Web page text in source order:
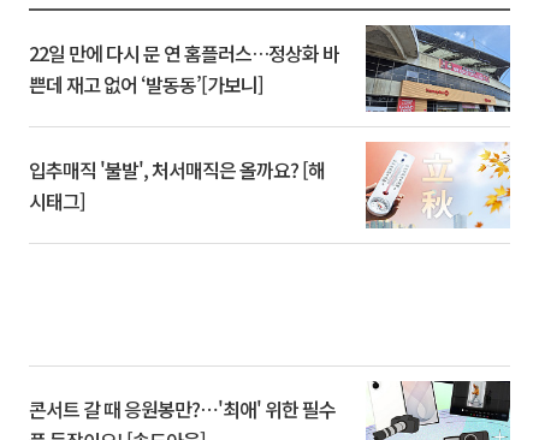
22일 만에 다시 문 연 홈플러스…정상화 바
쁜데 재고 없어 ‘발동동’[가보니]
입추매직 '불발', 처서매직은 올까요? [해
시태그]
콘서트 갈 때 응원봉만?⋯'최애' 위한 필수